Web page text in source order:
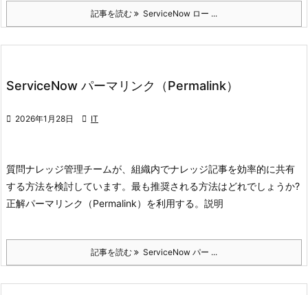
記事を読む ServiceNow ロー ...
ServiceNow パーマリンク（Permalink）
 2026年1月28日  IT
質問ナレッジ管理チームが、組織内でナレッジ記事を効率的に共有
する方法を検討しています。最も推奨される方法はどれでしょうか?
正解パーマリンク（Permalink）を利用する。 説明
記事を読む ServiceNow パー ...